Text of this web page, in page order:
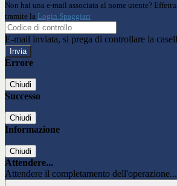
Non hai una e-mail associata al nome utente?
tramite la Login Spaggiari
E-mail inviata, si prega di controllare la
Errore
Chiudi
Successo
Chiudi
Informazione
Chiudi
Attendere...
Attendere il completamento dell'operazione...